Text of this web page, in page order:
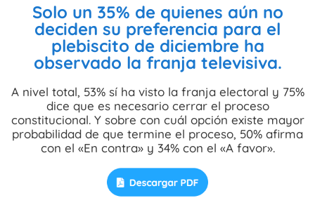
Solo un 35% de quienes aún no
deciden su preferencia para el
plebiscito de diciembre ha
observado la franja televisiva.
A nivel total, 53% sí ha visto la franja electoral y 75%
dice que es necesario cerrar el proceso
constitucional. Y sobre con cuál opción existe mayor
probabilidad de que termine el proceso, 50% afirma
con el «En contra» y 34% con el «A favor».